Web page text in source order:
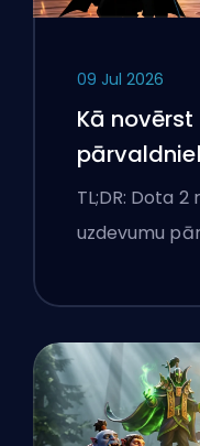
09 Jul 2026
Kā
Windows
TL;DR: Dota
uzdevumu